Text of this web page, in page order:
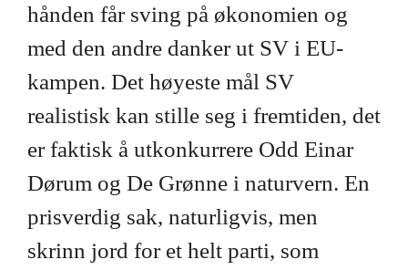
hånden får sving på økonomien og
med den andre danker ut SV i EU-
kampen. Det høyeste mål SV
realistisk kan stille seg i fremtiden, det
er faktisk å utkonkurrere Odd Einar
Dørum og De Grønne i naturvern. En
prisverdig sak, naturligvis, men
skrinn jord for et helt parti, som